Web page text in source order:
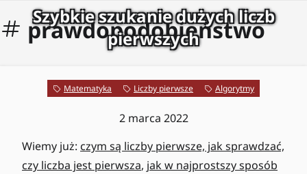
prawdopodobieństwo
Szybkie szukanie dużych liczb
pierwszych
Matematyka Liczby pierwsze Algorytmy
2 marca 2022
Wiemy już: czym są liczby pierwsze, jak sprawdzać,
czy liczba jest pierwsza, jak w najprostszy sposób